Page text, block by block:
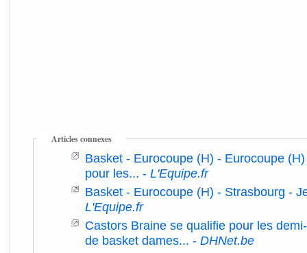
Articles connexes
Basket - Eurocoupe (H) - Eurocoupe
pour les... - L'Equipe.fr
Basket - Eurocoupe (H) - Strasbourg -
L'Equipe.fr
Castors Braine se qualifie pour les
de basket dames... - DHNet.be